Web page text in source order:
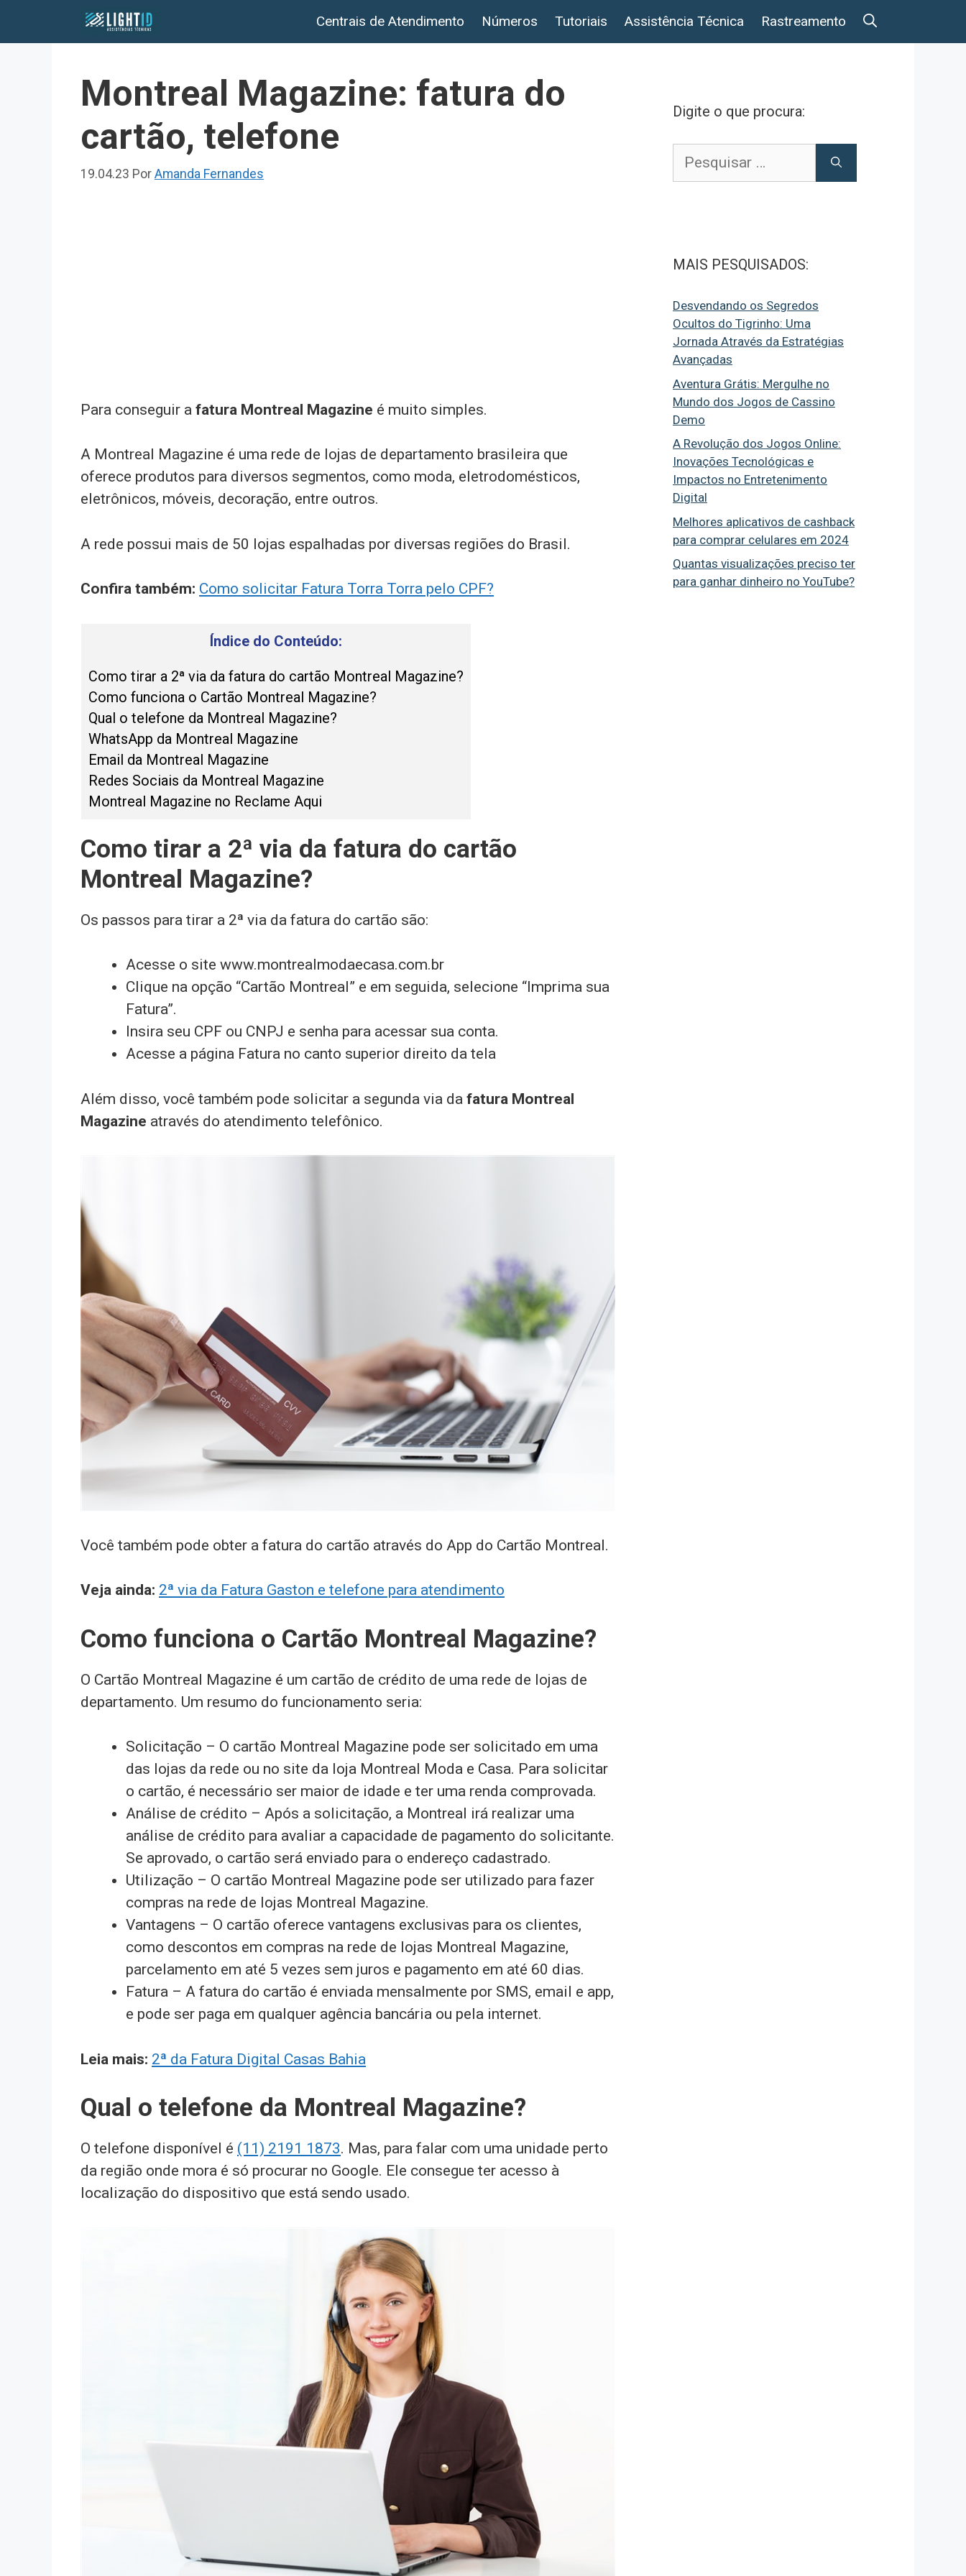
Centrais de Atendimento Números Tutoriais Assistência Técnica Rastreamento
Montreal Magazine: fatura do
cartão, telefone
19.04.23 PorAmanda Fernandes
Para conseguir a fatura Montreal Magazine é muito simples.
A Montreal Magazine é uma rede de lojas de departamento brasileira que
oferece produtos para diversos segmentos, como moda, eletrodomésticos,
eletrônicos, móveis, decoração, entre outros.
A rede possui mais de 50 lojas espalhadas por diversas regiões do Brasil.
Confira também: Como solicitar Fatura Torra Torra pelo CPF?
Índice do Conteúdo:
Como tirar a 2ª via da fatura do cartão Montreal Magazine?
Como funciona o Cartão Montreal Magazine?
Qual o telefone da Montreal Magazine?
WhatsApp da Montreal Magazine
Email da Montreal Magazine
Redes Sociais da Montreal Magazine
Montreal Magazine no Reclame Aqui
Como tirar a 2ª via da fatura do cartão
Montreal Magazine?
Os passos para tirar a 2ª via da fatura do cartão são:
Acesse o site www.montrealmodaecasa.com.br
Clique na opção “Cartão Montreal” e em seguida, selecione “Imprima sua
Fatura”.
Insira seu CPF ou CNPJ e senha para acessar sua conta.
Acesse a página Fatura no canto superior direito da tela
Além disso, você também pode solicitar a segunda via da fatura Montreal
Magazine através do atendimento telefônico.
Você também pode obter a fatura do cartão através do App do Cartão Montreal.
Veja ainda: 2ª via da Fatura Gaston e telefone para atendimento
Como funciona o Cartão Montreal Magazine?
O Cartão Montreal Magazine é um cartão de crédito de uma rede de lojas de
departamento. Um resumo do funcionamento seria:
Solicitação – O cartão Montreal Magazine pode ser solicitado em uma
das lojas da rede ou no site da loja Montreal Moda e Casa. Para solicitar
o cartão, é necessário ser maior de idade e ter uma renda comprovada.
Análise de crédito – Após a solicitação, a Montreal irá realizar uma
análise de crédito para avaliar a capacidade de pagamento do solicitante.
Se aprovado, o cartão será enviado para o endereço cadastrado.
Utilização – O cartão Montreal Magazine pode ser utilizado para fazer
compras na rede de lojas Montreal Magazine.
Vantagens – O cartão oferece vantagens exclusivas para os clientes,
como descontos em compras na rede de lojas Montreal Magazine,
parcelamento em até 5 vezes sem juros e pagamento em até 60 dias.
Fatura – A fatura do cartão é enviada mensalmente por SMS, email e app,
e pode ser paga em qualquer agência bancária ou pela internet.
Leia mais: 2ª da Fatura Digital Casas Bahia
Qual o telefone da Montreal Magazine?
O telefone disponível é (11) 2191 1873. Mas, para falar com uma unidade perto
da região onde mora é só procurar no Google. Ele consegue ter acesso à
localização do dispositivo que está sendo usado.
Digite o que procura:
por:
MAIS PESQUISADOS:
Desvendando os Segredos
Ocultos do Tigrinho: Uma
Jornada Através da Estratégias
Avançadas
Aventura Grátis: Mergulhe no
Mundo dos Jogos de Cassino
Demo
A Revolução dos Jogos Online:
Inovações Tecnológicas e
Impactos no Entretenimento
Digital
Melhores aplicativos de cashback
para comprar celulares em 2024
Quantas visualizações preciso ter
para ganhar dinheiro no YouTube?